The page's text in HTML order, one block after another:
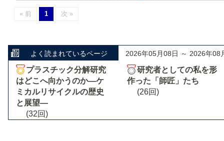
« 前 1 次 »
よく読まれているページ 2026年05月08日 ～ 2026年08
プラスチック分解研究
はどこへ向かうのか―ケ
ミカルリサイクルの歴史
と展望―
(32回)
研究者としての私を形
作った「師匠」たち
(26回)